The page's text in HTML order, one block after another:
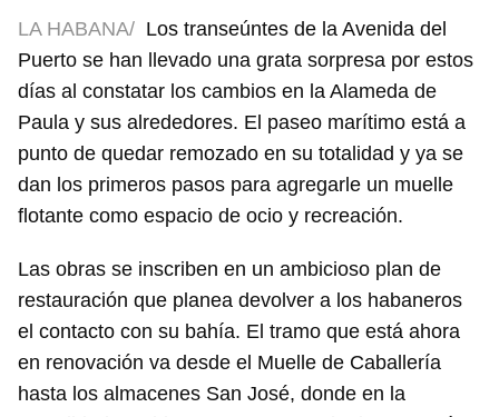
LA HABANA/ Los transeúntes de la Avenida del
Puerto se han llevado una grata sorpresa por estos
días al constatar los cambios en la Alameda de
Paula y sus alrededores. El paseo marítimo está a
punto de quedar remozado en su totalidad y ya se
dan los primeros pasos para agregarle un muelle
flotante como espacio de ocio y recreación.
Las obras se inscriben en un ambicioso plan de
restauración que planea devolver a los habaneros
el contacto con su bahía. El tramo que está ahora
en renovación va desde el Muelle de Caballería
hasta los almacenes San José, donde en la